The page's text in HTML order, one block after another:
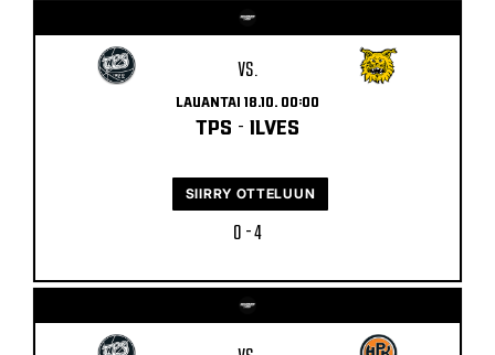
VS.
LAUANTAI 18.10. 00:00
TPS - ILVES
0 - 4
SIIRRY OTTELUUN